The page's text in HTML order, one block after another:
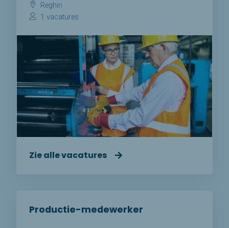
Reghin
1 vacatures
Zie alle vacatures
Productie-medewerker